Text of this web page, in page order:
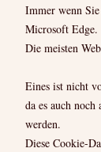
Immer wenn
Microsoft Edge.
Die meisten
Eines ist nicht
da es auch
werden.
Diese Cookie-